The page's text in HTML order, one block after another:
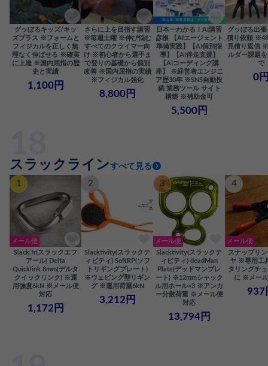
グッぼるキッズ/キッ
ズプラス ※フォームと
フィジカルを正しく無
理なく伸ばせる ※確実
に上達 ※国内屈指の歴
史と実績
1,100円
さらに上を目指す講習
※毎週土曜 ※伸び悩む
すべてのクライマー向
け ※初心者から選手ま
で登りの基礎から個別
改善 ※国内屈指の実績
※フィジカル強化
8,800円
日本一わかる！AI講習
彦根 【AIエージェント
準備実践】【AI個別指
導】【AI伴走支援】
【AIコーディング講
座】 ※経営者エンジニ
ア歴30年 ※SNS自動投
稿 業務ツール サイト
構築 ※補助金可
5,500円
グッぼる出
積り依頼
見積り返信
ルダー課題
で
0
スラックラインすべて見る
1
メール便
Slack.fr(スラックエフ
アール) Delta
Quicklink 8mm(デルタ
クイックリンク) ※運
用強度6kN ※メール便
対応
1,172円
2
Slacktivity(スラックテ
ィビティ) SoftRP(ソフ
トリギングプレート)
※ウェビング型リギン
グ ※運用荷重6kN
3,212円
3
メール便
Slacktivity(スラックテ
ィビティ) deadMan
Plate(デッドマンプレ
ート) ※12mmシャック
ル用ホール×3 ※アンカ
ー分散荷重 ※メール便
対応
13,794円
4
メール便
スナップリ
ヤ ※専用工
タリングチ
に ※メー
937